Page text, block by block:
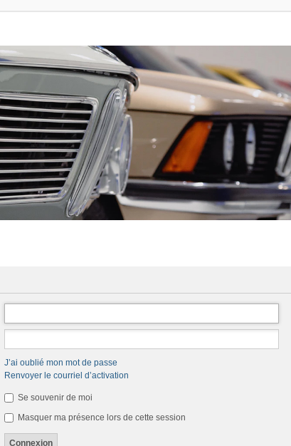
J’ai oublié mon mot de passe
Renvoyer le courriel d’activation
Se souvenir de moi
Masquer ma présence lors de cette session